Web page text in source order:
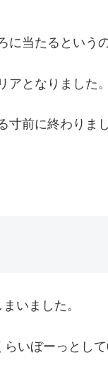
当たるという
となりました。
寸前に終わりま
いました。
いぼーっとし